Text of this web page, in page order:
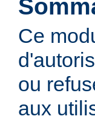
Ce
ou
aux